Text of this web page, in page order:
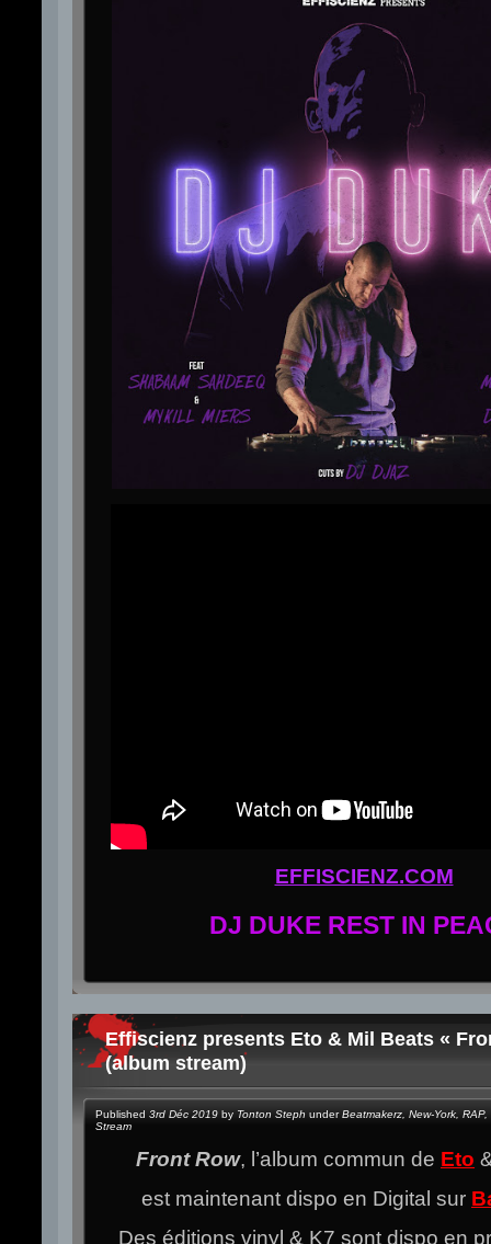
EFFISCIENZ.COM
DJ DUKE REST IN
Effiscienz presents Eto & Mil Beats «
(album stream)
Published 3rd Déc 2019 by Tonton Steph underBeatmakerz New-York RAP,
Stream
Front Row, l’album commun de Eto
est maintenant dispo en Digital sur
Des éditions vinyl & K7 sont dispo en